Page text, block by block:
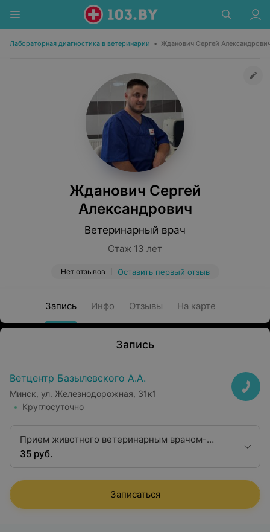
Лабораторная диагностика в ветеринарии • Жданович Сергей
Жданович Сергей
Александрович
Ветеринарный врач
Стаж 13 лет
Нет отзывов Оставить первый отзыв
Запись Инфо Отзывы На карте
Запись
Ветцентр Базылевского А.А.
Минск, ул. Железнодорожная, 31к1
Круглосуточно
Прием животного ветеринарным врачом-
кардиологом (повторный)
35 руб.
Записаться